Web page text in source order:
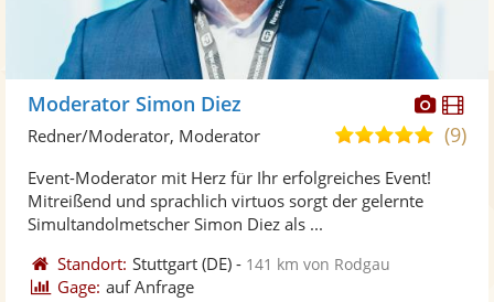
Moderator Simon Diez
4,9(9)
Redner/Moderator, Moderator
Event-Moderator mit Herz für Ihr erfolgreiches Event!
Mitreißend und sprachlich virtuos sorgt der gelernte
Simultandolmetscher Simon Diez als ...
Standort: Stuttgart (DE) - 141 km von Rodgau
Gage: auf Anfrage